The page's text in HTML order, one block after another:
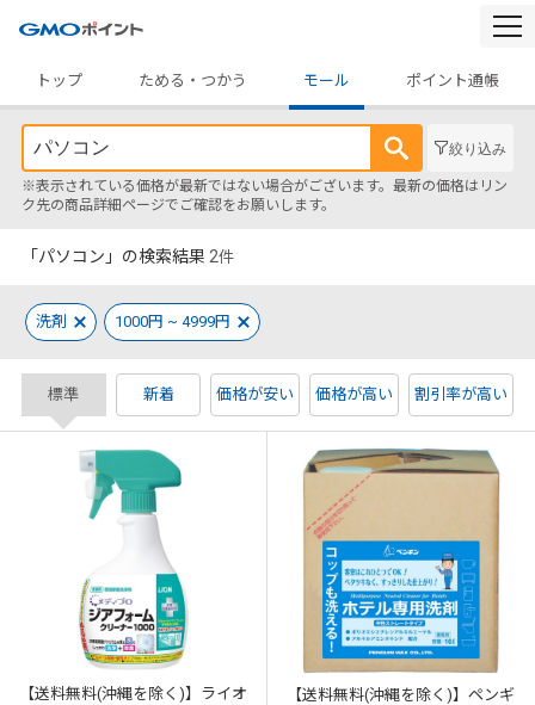
トップ
ためる・つかう モール ポイント通帳
絞り込み
※表示されている価格が最新ではない場合がございます。最新の価格はリン
ク先の商品詳細ページでご確認をお願いします。
「パソコン」の検索結果 2件
洗剤 1000円 ~ 4999円
標準 新着 価格が安い 価格が高い 割引率が高い
【送料無料(沖縄を除く)】ライオ
【送料無料(沖縄を除く)】ペンギ